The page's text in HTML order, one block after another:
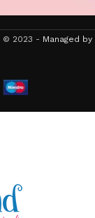
© 2023 - Managed by